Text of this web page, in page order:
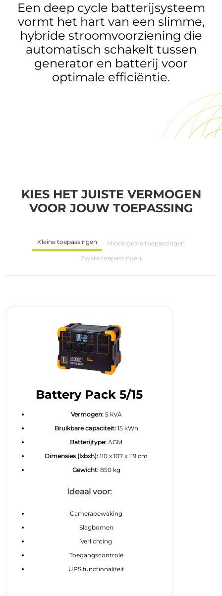
Een deep cycle batterijsysteem
vormt het hart van een slimme,
hybride stroomvoorziening die
automatisch schakelt tussen
generator en batterij voor
optimale efficiëntie.
KIES HETJUISTE VERMOGEN
VOOR JOUW TOEPASSING
Kleine toepassingen Middelgrote toepassingen
Zware toepassingen
Battery Pack 5/15
Vermogen:5 kVA
Bruikbare capaciteit:15 kWh
Batterijtype: AGM
Dimensies (lxbxh): 110 x 107 x 119 cm
Gewicht:850 kg
Ideaal voor:
Camerabewaking
Slagbomen
Verlichting
Toegangscontrole
UPS functionaliteit